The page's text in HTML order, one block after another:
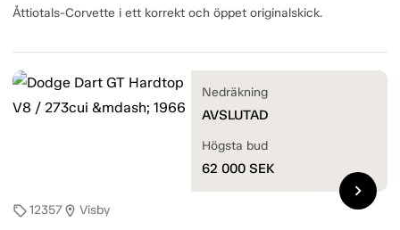
Åttiotals-Corvette i ett korrekt och öppet originalskick.
sell12357location_on Visby
Nedräkning
AVSLUTAD
Högsta bud
62 000 SEK
chevron_right